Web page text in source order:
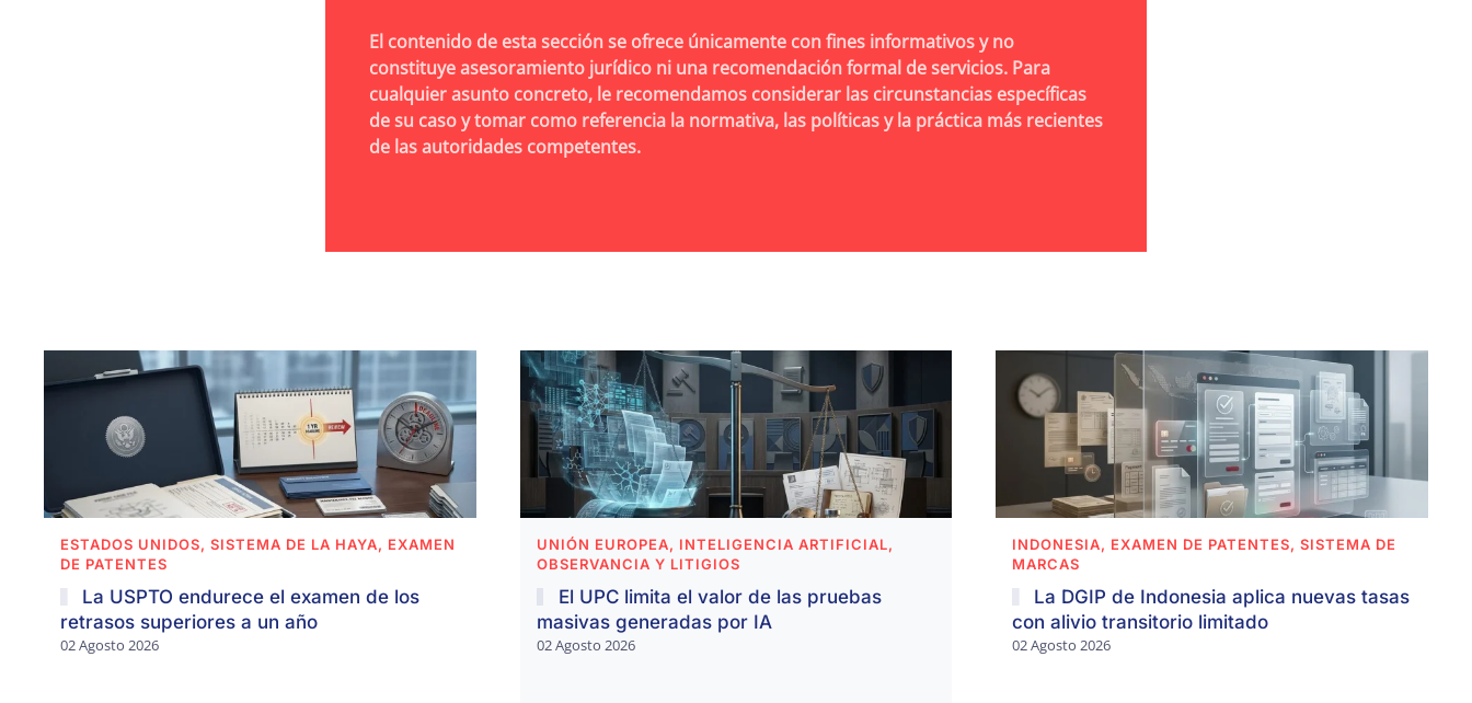
El contenido de esta sección se ofrece únicamente con fines informativos y no
constituye asesoramiento jurídico ni una recomendación formal de servicios. Para
cualquier asunto concreto, le recomendamos considerar las circunstancias específicas
de su caso y tomar como referencia la normativa, las políticas y la práctica más recientes
de las autoridades competentes.
ESTADOS UNIDOS, SISTEMA DE LA HAYA, EXAMEN
DE PATENTES
La USPTO endurece el examen de los
retrasos superiores a un año
02 Agosto 2026
UNIÓN EUROPEA, INTELIGENCIA ARTIFICIAL,
OBSERVANCIA Y LITIGIOS
El UPC limita el valor de las pruebas
masivas generadas por IA
02 Agosto 2026
INDONESIA, EXAMEN DE PATENTES, SISTEMA DE
MARCAS
La DGIP de Indonesia aplica nuevas tasas
con alivio transitorio limitado
02 Agosto 2026